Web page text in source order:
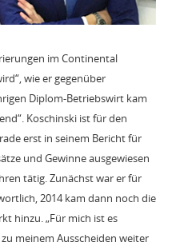
im Continental
wie er gegenüber
Diplom-Betriebswirt kam
Koschinski ist für den
erst in seinem Bericht für
und Gewinne ausgewiesen
tätig. Zunächst war er für
2014 kam dann noch die
hinzu. „Für mich ist es
meinem Ausscheiden weiter